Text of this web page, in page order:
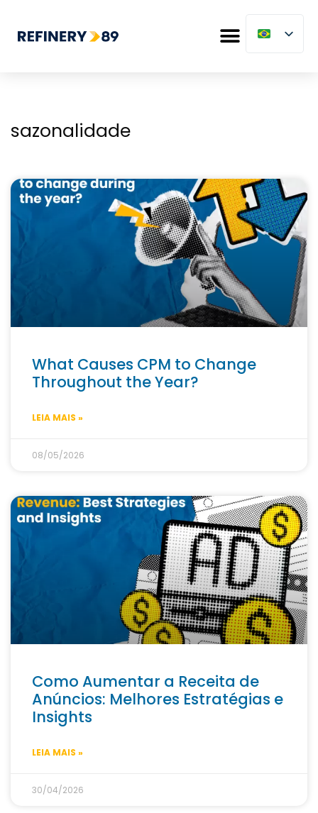
sazonalidade
What Causes CPM to Change
Throughout the Year?
LEIA MAIS »
08/05/2026
Como Aumentar a Receita de
Anúncios: Melhores Estratégias e
Insights
LEIA MAIS »
30/04/2026